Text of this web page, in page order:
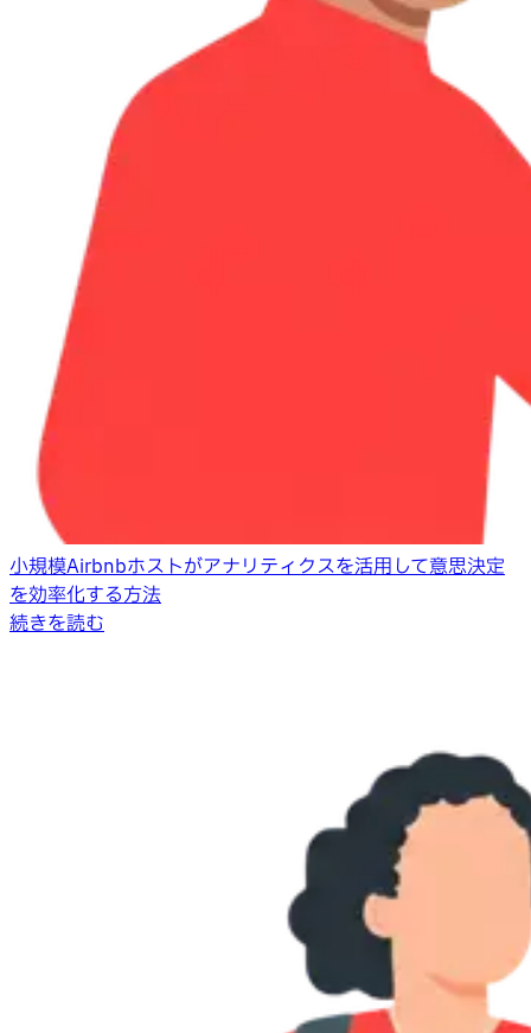
小規模Airbnbホストがアナリティクスを活用して意思決定
を効率化する方法
続きを読む